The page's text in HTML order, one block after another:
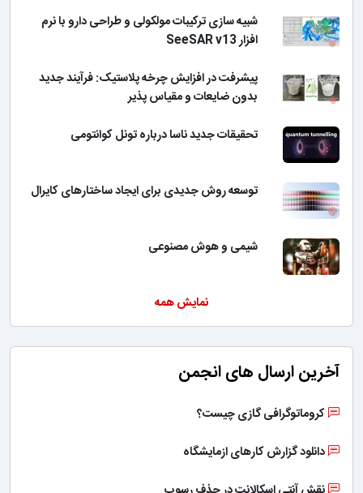
شبیه سازی ترکیبات مولکولی و طراحی دارو با نرم
افزار SeeSAR v13
پیشرفت در افزایش چرخه پلاستیک: فرآیند جدید
بدون ضایعات و مقیاس پذیر
تحقیقات جدید ناسا درباره تونل کوانتومی
توسعه روش جدیدی برای ایجاد ساختارهای کایرال
شیمی و هوش مصنوعی
نمایش همه
آخرین ارسال های انجمن
کروماتوگرافی گازی چیست؟
دانلود گزارش کارهای ازمایشگاه